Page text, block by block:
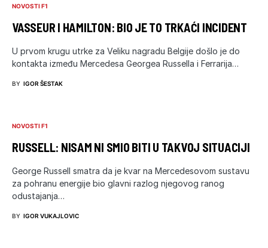
NOVOSTI F1
VASSEUR I HAMILTON: BIO JE TO TRKAĆI INCIDENT
U prvom krugu utrke za Veliku nagradu Belgije došlo je do
kontakta između Mercedesa Georgea Russella i Ferrarija…
BY IGOR ŠESTAK
NOVOSTI F1
RUSSELL: NISAM NI SMIO BITI U TAKVOJ SITUACIJI
George Russell smatra da je kvar na Mercedesovom sustavu
za pohranu energije bio glavni razlog njegovog ranog
odustajanja…
BY IGOR VUKAJLOVIC